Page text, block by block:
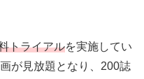
トライアルを実施してい
が見放題となり、200誌